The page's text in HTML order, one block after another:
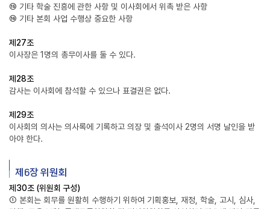
⑮ 기타 학술 진흥에 관한 사항 및 이사회에서 위촉 받은 사항
⑯ 기타 본회 사업 수행상 중요한 사항
제27조
이사장은 1명의 총무이사를 둘 수 있다.
제28조
감사는 이사회에 참석할 수 있으나 표결권은 없다.
제29조
이사회의 의사는 의사록에 기록하고 의장 및 출석이사 2명의 서명 날인을 받
아야 한다.
제6장 위원회
제30조 (위원회 구성)
① 본회는 회무를 원활히 수행하기 위하여 기획홍보, 재정, 학술, 고시, 심사,